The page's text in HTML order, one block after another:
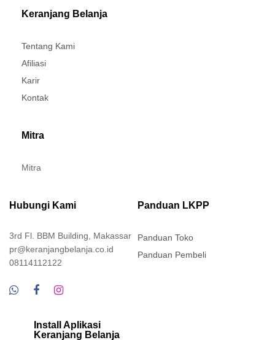
Keranjang Belanja
Tentang Kami
Afiliasi
Karir
Kontak
Mitra
Mitra
Hubungi Kami
3rd Fl. BBM Building, Makassar
pr@keranjangbelanja.co.id
08114112122
Panduan LKPP
Panduan Toko
Panduan Pembeli
Install Aplikasi
Keranjang Belanja